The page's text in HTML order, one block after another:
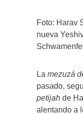
Foto: Harav
nueva
La mezuzá
pasado,
petijah de
alentando a